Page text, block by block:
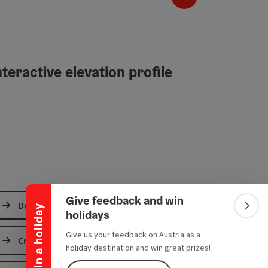
Win a holiday
Collapse banner
Give feedback and win
holidays
Give us your feedback on Austria as a
holiday destination and win great prizes!
elevation profile
Download GPS data
Create PDF